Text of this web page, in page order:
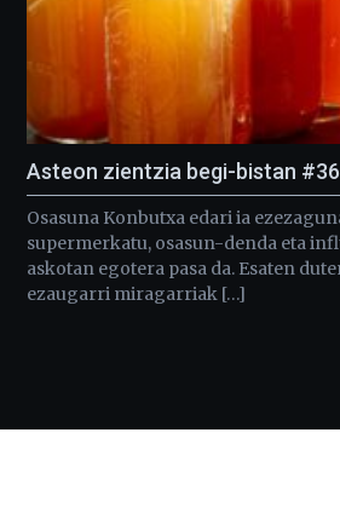
Asteon zientzia begi-bistan
Osasuna Konbutxa edari ia
supermerkatu, osasun-denda eta
askotan egotera pasa da. Esaten
ezaugarri miragarriak […]